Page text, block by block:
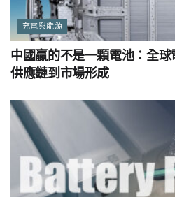
充電與能源
中國贏的不是一顆電池：全球
供應鏈到市場形成